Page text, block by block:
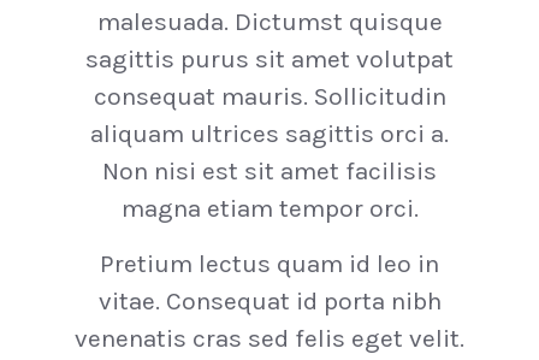
malesuada. Dictumst quisque
sagittis purus sit amet volutpat
consequat mauris. Sollicitudin
aliquam ultrices sagittis orci a.
Non nisi est sit amet facilisis
magna etiam tempor orci.
Pretium lectus quam id leo in
vitae. Consequat id porta nibh
venenatis cras sed felis eget velit.